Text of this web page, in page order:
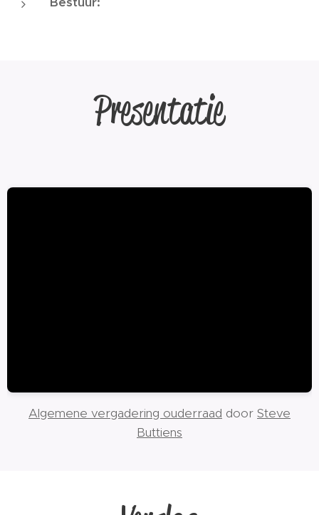
Presentatie
Algemene vergadering ouderraad door Steve
Buttiens